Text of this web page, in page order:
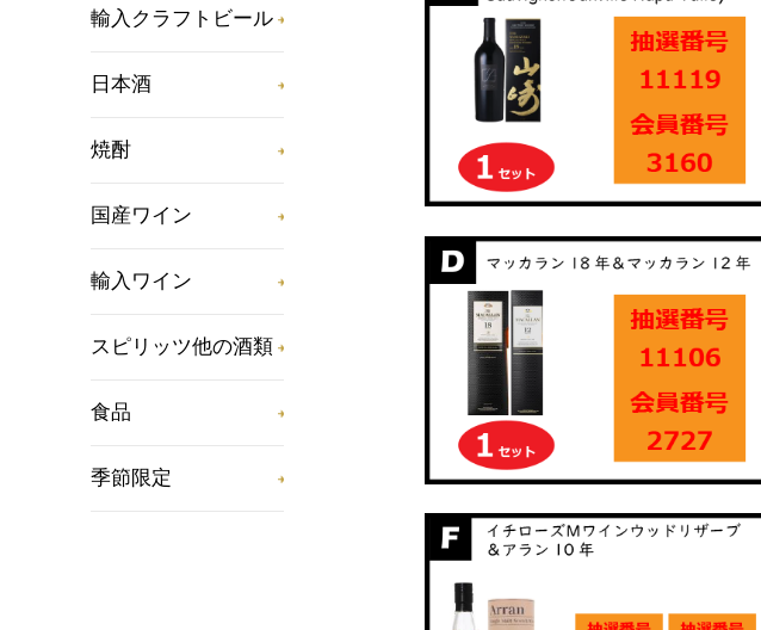
輸入クラフトビール
日本酒
焼酎
国産ワイン
輸入ワイン
スピリッツ他の酒類
食品
季節限定